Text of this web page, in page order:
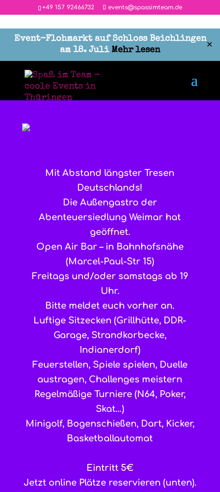
‭+49 157 92466732 events@spassimteam.de
Event-Flohmarkt auf Schloss Beichlingen
am 18. Juli Mehr lesen ✕
Längster Tresen Deutschlands
Mit Abstand längster Tresen
Deutschlands!
Die Außengastro der
Abenteuersiedlung Weimar hat
geöffnet.
Open Air Bar – in Bahnhofsnähe
(Marcel-Paul-Str 15)
Freitags und/oder samstags ab 19
Uhr.
Bitte meldet euch vorher an.
Luftige Sitzecken (Grillhütte, DDR-
Garage, Strandkorbecke,
Indianerdorf)
Feuerstellen, Spiele spielen, Duelle
austragen, Challenges meistern
Regelmäßige Turniere (N64, Poker,
Skat…)
Minigolf, Bogenschießen, Dart, Kicker,
Basketballautomat
Eintritt 5€
Jetzt online Plätze reservieren (unten).